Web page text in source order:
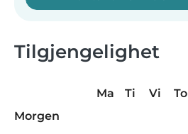
Tilgjengelighet
Ma Ti Vi To
Morgen